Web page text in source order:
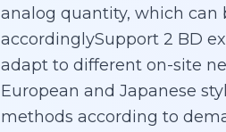
analog quantity, which can
accordinglySupport 2 BD
adapt to different on-site
European and Japanese
methods according to